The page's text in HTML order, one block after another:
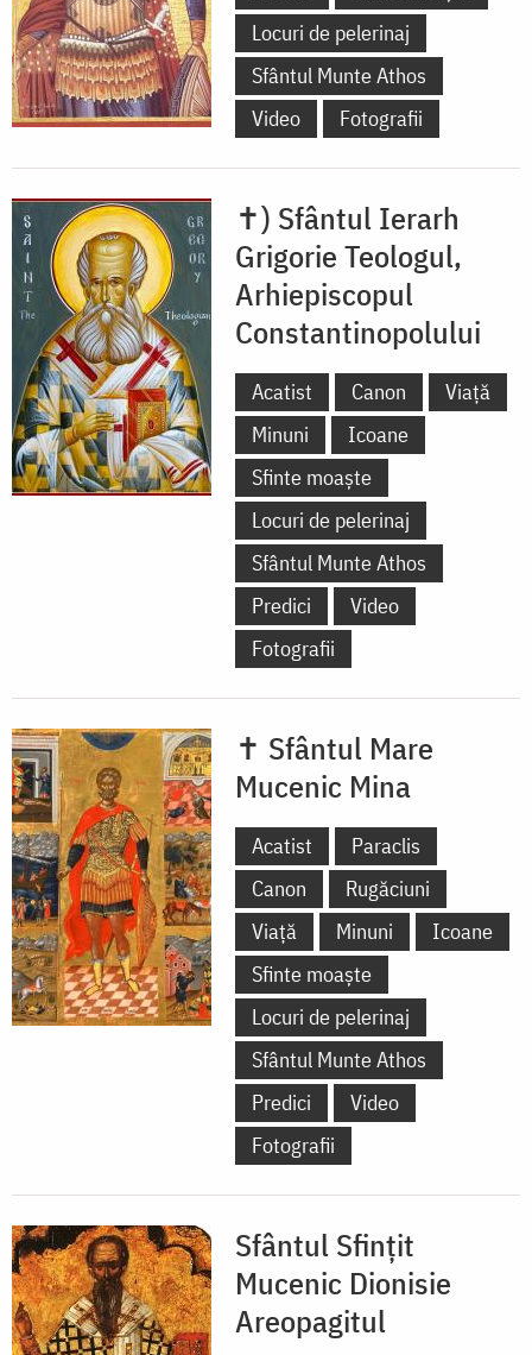
Locuri de pelerinaj
Sfântul Munte Athos
Video
Fotografii
✝) Sfântul Ierarh
Grigorie Teologul,
Arhiepiscopul
Constantinopolului
Acatist Canon
Viață
Minuni
Icoane
Sfinte moaște
Locuri de pelerinaj
Sfântul Munte Athos
Predici
Video
Fotografii
✝ Sfântul Mare
Mucenic Mina
Acatist
Paraclis
Canon
Rugăciuni
Viață
Minuni
Icoane
Sfinte moaște
Locuri de pelerinaj
Sfântul Munte Athos
Predici
Video
Fotografii
Sfântul Sfințit
Mucenic Dionisie
Areopagitul